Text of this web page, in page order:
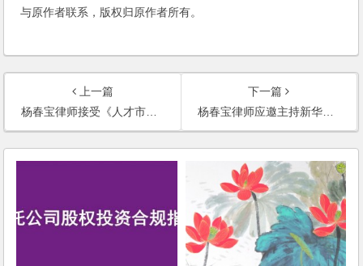
与原作者联系，版权归原作者所有。
上一篇
杨春宝律师接受《人才市场报》采访
下一篇
杨春宝律师应邀主持新华网法律咨询栏目